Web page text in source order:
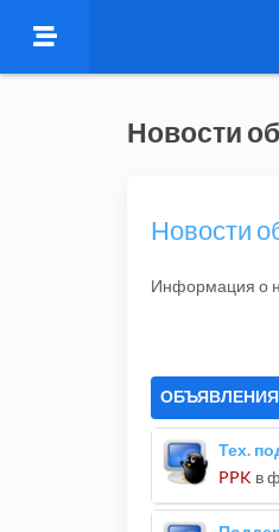
Новости
Новости
Информация о
ОБЪЯВЛЕНИЯ
Тех.
PPK в